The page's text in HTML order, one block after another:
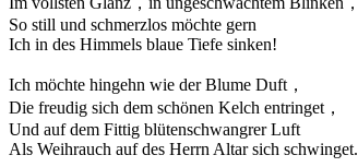
So still und schmerzlos möchte gern
Ich in des Himmels blaue Tiefe sinken!
Ich möchte hingehn wie der Blume Duft，
Die freudig sich dem schönen Kelch entringet，
Und auf dem Fittig blütenschwangrer Luft
Als Weihrauch auf des Herrn Altar sich schwinget.